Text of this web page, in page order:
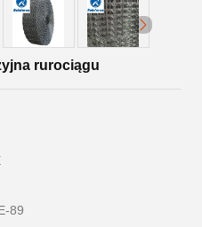
rurociągu
89